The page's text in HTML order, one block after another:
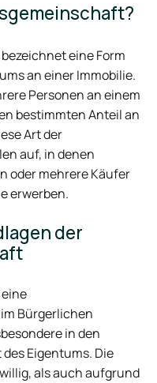
bezeichnet eine Form
an einer Immobilie.
Personen an einem
bestimmten Anteil an
Art der
auf, in denen
oder mehrere Käufer
erwerben.
der
Bürgerlichen
in den
Eigentums. Die
als auch aufgrund